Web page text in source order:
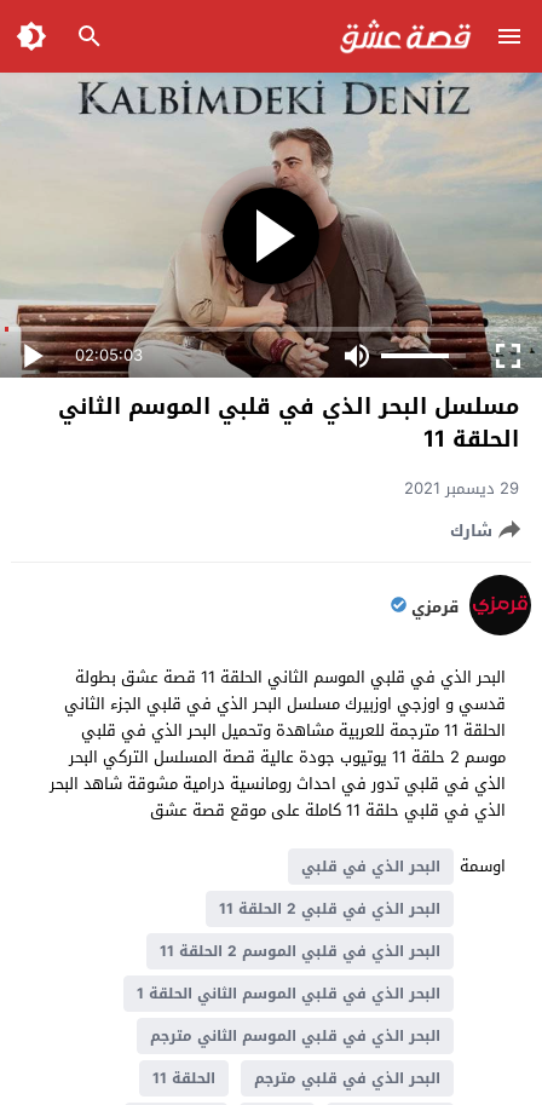
02:05:03
مسلسل البحر الذي في قلبي الموسم الثاني
الحلقة 11
29 ديسمبر 2021
شارك
قرمزي
البحر الذي في قلبي الموسم الثاني الحلقة 11 قصة عشق بطولة
قدسي و اوزجي اوزبيرك مسلسل البحر الذي في قلبي الجزء الثاني
الحلقة 11 مترجمة للعربية مشاهدة وتحميل البحر الذي في قلبي
موسم 2 حلقة 11 يوتيوب جودة عالية قصة المسلسل التركي البحر
الذي في قلبي تدور في احداث رومانسية درامية مشوقة شاهد البحر
الذي في قلبي حلقة 11 كاملة على موقع قصة عشق
اوسمة
البحر الذي في قلبي
البحر الذي في قلبي 2 الحلقة 11
البحر الذي في قلبي الموسم 2 الحلقة 11
البحر الذي في قلبي الموسم الثاني الحلقة 1
البحر الذي في قلبي الموسم الثاني مترجم
البحر الذي في قلبي مترجم
الحلقة 11